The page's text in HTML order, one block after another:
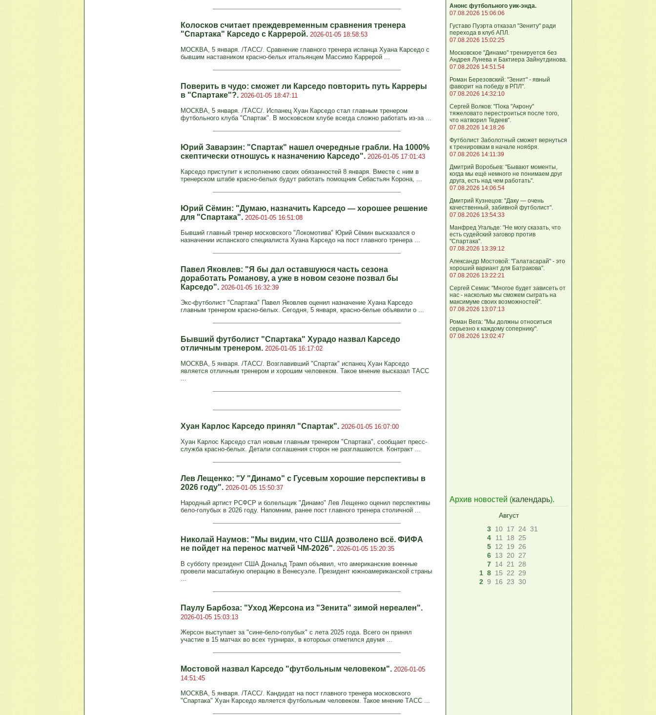
Колосков считает преждевременным сравнения тренера
"Спартака" Карседо с Каррерой. 2026-01-05 18:58:53
МОСКВА, 5 января. /ТАСС/. Сравнение главного тренера испанца Хуана Карседо с
бывшим наставником красно-белых итальянцем Массимо Каррерой ...
Поверить в чудо: сможет ли Карседо повторить путь Карреры
в "Спартаке"?. 2026-01-05 18:47:11
МОСКВА, 5 января. /ТАСС/. Испанец Хуан Карседо стал главным тренером
футбольного клуба "Спартак". В московском клубе всегда сложно работать из-за ...
Юрий Заварзин: "Спартак" нашел очередные грабли. На 1000%
скептически отношусь к назначению Карседо". 2026-01-05 17:01:43
Карседо приступит к исполнению своих обязанностей 8 января. Вместе с ним в
тренерском штабе красно-белых будут работать помощник Себастьян Корона, ...
Юрий Сёмин: "Думаю, назначить Карседо — хорошее решение
для "Спартака". 2026-01-05 16:51:08
Бывший главный тренер московского "Локомотива" Юрий Сёмин высказался о
назначении испанского специалиста Хуана Карседо на пост главного тренера ...
Павел Яковлев: "Я бы дал оставшуюся часть сезона
доработать Романову, а уже в новом сезоне позвал бы
Карседо". 2026-01-05 16:32:39
Экс-футболист "Спартака" Павел Яковлев оценил назначение Хуана Карседо
главным тренером красно-белых. Сегодня, 5 января, красно-белые объявили о ...
Бывший футболист "Спартака" Хурадо назвал Карседо
отличным тренером. 2026-01-05 16:17:02
МОСКВА, 5 января. /ТАСС/. Возглавивший "Спартак" испанец Хуан Карседо
является отличным тренером и хорошим человеком. Такое мнение высказал ТАСС
...
Хуан Карлос Карседо принял "Спартак". 2026-01-05 16:07:00
Хуан Карлос Карседо стал новым главным тренером "Спартака", сообщает пресс-
служба красно-белых. Детали соглашения сторон не разглашаются. Контракт ...
Лев Лещенко: "У "Динамо" с Гусевым хорошие перспективы в
2026 году". 2026-01-05 15:50:37
Народный артист РСФСР и болельщик "Динамо" Лев Лещенко оценил перспективы
бело-голубых в 2026 году. Напомним, ранее пост главного тренера столичной ...
Николай Наумов: "Мы видим, что США дозволено всё. ФИФА
не пойдет на перенос матчей ЧМ-2026". 2026-01-05 15:20:35
В субботу президент США Дональд Трамп объявил, что американские военные
провели масштабную операцию в Венесуэле. Президент южноамериканской страны
...
Паулу Барбоза: "Уход Жерсона из "Зенита" зимой нереален".
2026-01-05 15:03:13
Жерсон выступает за "сине-бело-голубых" с лета 2025 года. Всего он принял
участие в 15 матчах во всех турнирах, в котороых отметился двумя ...
Мостовой назвал Карседо "футбольным человеком". 2026-01-05
14:51:45
МОСКВА, 5 января. /ТАСС/. Кандидат на пост главного тренера московского
"Спартака" Хуан Карседо является футбольным человеком. Такое мнение ТАСС ...
Анонс футбольного уик-энда.
07.08.2026 15:06:06
Густаво Пуэрта отказал "Зениту" ради
перехода в клуб АПЛ.
07.08.2026 15:02:25
Московское "Динамо" тренируется без
Андрея Лунева и Бактиера Зайнутдинова.
07.08.2026 14:51:54
Роман Березовский: "Зенит" - явный
фаворит на победу в РПЛ".
07.08.2026 14:32:10
Сергей Волков: "Пока "Акрону"
тяжеловато перестроиться после того,
что натворил Тедеев".
07.08.2026 14:18:26
Футболист Заболотный сможет вернуться
к тренировкам в начале ноября.
07.08.2026 14:11:39
Дмитрий Воробьев: "Бывают моменты,
когда мы ещё немного не понимаем друг
друга, есть над чем работать".
07.08.2026 14:06:54
Дмитрий Кузнецов: "Даку — очень
качественный, забивной футболист".
07.08.2026 13:54:33
Манфред Угальде: "Не могу сказать, что
есть судейский заговор против
"Спартака".
07.08.2026 13:39:12
Александр Мостовой: "Галатасарай" - это
хороший вариант для Батракова".
07.08.2026 13:22:21
Сергей Семак: "Многое будет зависеть от
нас - насколько мы сможем сыграть на
максимуме своих возможностей".
07.08.2026 13:07:13
Роман Вега: "Мы должны относиться
серьезно к каждому сопернику".
07.08.2026 13:02:47
Архив новостей (календарь).
Август
3 10 17 24 31
4
11 18 25
5 12 19 26
6 13 20 27
7 14 21 28
1 8 15 22 29
2 9 16 23 30